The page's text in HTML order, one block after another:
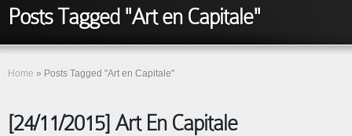
Posts Tagged "Art en Capitale"
Home » Posts Tagged "Art en Capitale"
[24/11/2015] Art En Capitale